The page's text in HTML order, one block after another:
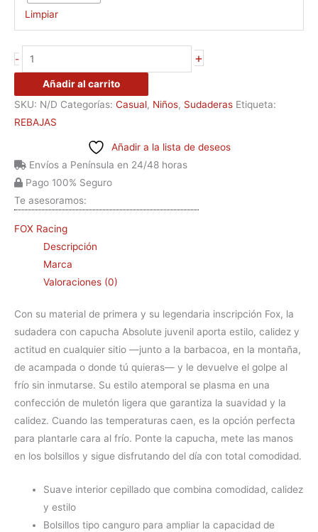
Limpiar
- +
Añadir al carrito
SKU: N/D Categorías: Casual, Niños, Sudaderas Etiqueta:
REBAJAS
Añadir a la lista de deseos
Envíos a Península en 24/48 horas
Pago 100% Seguro
Te asesoramos:
FOX Racing
Descripción
Marca
Valoraciones (0)
Con su material de primera y su legendaria inscripción Fox, la
sudadera con capucha Absolute juvenil aporta estilo, calidez y
actitud en cualquier sitio —junto a la barbacoa, en la montaña,
de acampada o donde tú quieras— y le devuelve el golpe al
frío sin inmutarse. Su estilo atemporal se plasma en una
confección de muletón ligera que garantiza la suavidad y la
calidez. Cuando las temperaturas caen, es la opción perfecta
para plantarle cara al frío. Ponte la capucha, mete las manos
en los bolsillos y sigue disfrutando del día con total comodidad.
Suave interior cepillado que combina comodidad, calidez
y estilo
Bolsillos tipo canguro para ampliar la capacidad de